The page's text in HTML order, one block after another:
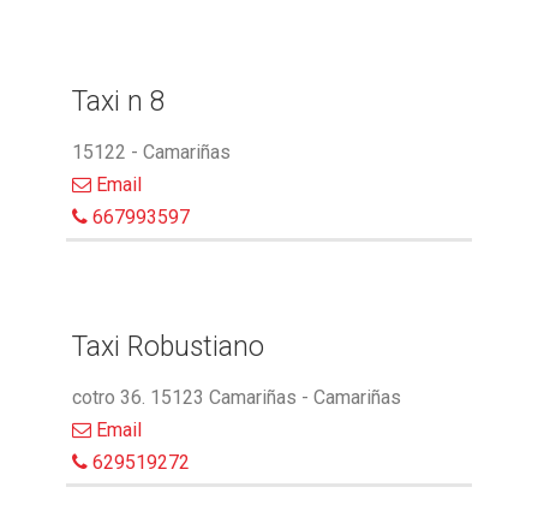
Taxi n 8
15122 - Camariñas
Email
667993597
Taxi Robustiano
cotro 36. 15123 Camariñas - Camariñas
Email
629519272